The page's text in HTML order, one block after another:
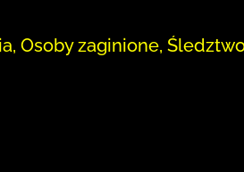
Osoby zaginione,